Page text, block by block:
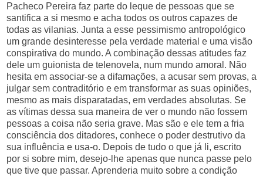
Pacheco Pereira faz parte do leque de pessoas que se
santifica a si mesmo e acha todos os outros capazes de
todas as vilanias. Junta a esse pessimismo antropológico
um grande desinteresse pela verdade material e uma visão
conspirativa do mundo. A combinação dessas atitudes faz
dele um guionista de telenovela, num mundo amoral. Não
hesita em associar-se a difamações, a acusar sem provas, a
julgar sem contraditório e em transformar as suas opiniões,
mesmo as mais disparatadas, em verdades absolutas. Se
as vítimas dessa sua maneira de ver o mundo não fossem
pessoas a coisa não seria grave. Mas são e ele tem a fria
consciência dos ditadores, conhece o poder destrutivo da
sua influência e usa-o. Depois de tudo o que já li, escrito
por si sobre mim, desejo-lhe apenas que nunca passe pelo
que tive que passar. Aprenderia muito sobre a condição